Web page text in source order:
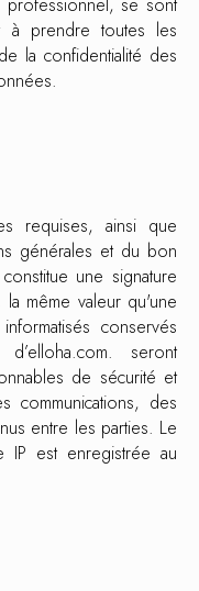
à prendre toutes les
la confidentialité des
requises, ainsi que
générales et du bon
une signature
même valeur qu'une
conservés
seront
de sécurité et
communications, des
entre les parties. Le
IP est enregistrée au